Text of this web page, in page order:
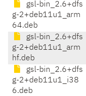
gsl-bin_2.6+dfs
g-2+deb11u1_arm
64.deb
gsl-bin_2.6+dfs
g-2+deb11u1_arm
hf.deb
gsl-bin_2.6+dfs
g-2+deb11u1_i38
6.deb